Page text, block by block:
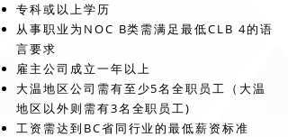
专科或以上学历
从事职业为NOC B类需满足最低CLB 4的语
言要求
雇主公司成立一年以上
大温地区公司需有至少5名全职员工（大温
地区以外则需有3名全职员工)
工资需达到BC省同行业的最低薪资标准